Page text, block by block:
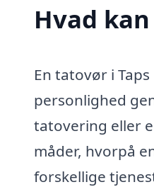
Hvad
En tatovør i
personlighed
tatovering eller
måder, hvorpå
forskellige